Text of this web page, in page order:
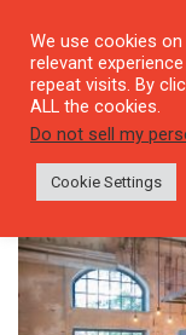
Tag:
We use cookies
relevant
repeat visits. By
ALL the cookies.
Do not sell my
Cookie Settings